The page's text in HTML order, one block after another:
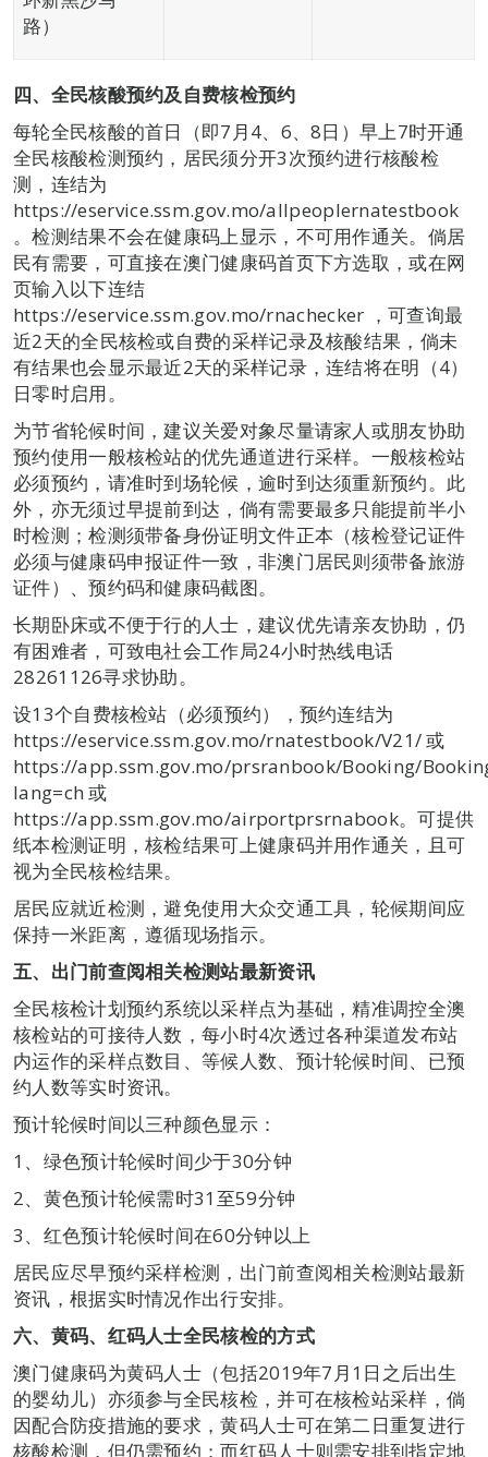
路）
四、全民核酸预约及自费核检预约
每轮全民核酸的首日（即7月4、6、8日）早上7时开通
全民核酸检测预约，居民须分开3次预约进行核酸检
测，连结为
https://eservice.ssm.gov.mo/allpeoplernatestbook
。检测结果不会在健康码上显示，不可用作通关。倘居
民有需要，可直接在澳门健康码首页下方选取，或在网
页输入以下连结
https://eservice.ssm.gov.mo/rnachecker ，可查询最
近2天的全民核检或自费的采样记录及核酸结果，倘未
有结果也会显示最近2天的采样记录，连结将在明（4）
日零时启用。
为节省轮候时间，建议关爱对象尽量请家人或朋友协助
预约使用一般核检站的优先通道进行采样。一般核检站
必须预约，请准时到场轮候，逾时到达须重新预约。此
外，亦无须过早提前到达，倘有需要最多只能提前半小
时检测；检测须带备身份证明文件正本（核检登记证件
必须与健康码申报证件一致，非澳门居民则须带备旅游
证件）、预约码和健康码截图。
长期卧床或不便于行的人士，建议优先请亲友协助，仍
有困难者，可致电社会工作局24小时热线电话
28261126寻求协助。
设13个自费核检站（必须预约），预约连结为
https://eservice.ssm.gov.mo/rnatestbook/V21/ 或
https://app.ssm.gov.mo/prsranbook/Booking/
lang=ch 或
https://app.ssm.gov.mo/airportprsrnabook。可提供
纸本检测证明，核检结果可上健康码并用作通关，且可
视为全民核检结果。
居民应就近检测，避免使用大众交通工具，轮候期间应
保持一米距离，遵循现场指示。
五、出门前查阅相关检测站最新资讯
全民核检计划预约系统以采样点为基础，精准调控全澳
核检站的可接待人数，每小时4次透过各种渠道发布站
内运作的采样点数目、等候人数、预计轮候时间、已预
约人数等实时资讯。
预计轮候时间以三种颜色显示：
1、绿色预计轮候时间少于30分钟
2、黄色预计轮候需时31至59分钟
3、红色预计轮候时间在60分钟以上
居民应尽早预约采样检测，出门前查阅相关检测站最新
资讯，根据实时情况作出行安排。
六、黄码、红码人士全民核检的方式
澳门健康码为黄码人士（包括2019年7月1日之后出生
的婴幼儿）亦须参与全民核检，并可在核检站采样，倘
因配合防疫措施的要求，黄码人士可在第二日重复进行
核酸检测，但仍需预约；而红码人士则需安排到指定地